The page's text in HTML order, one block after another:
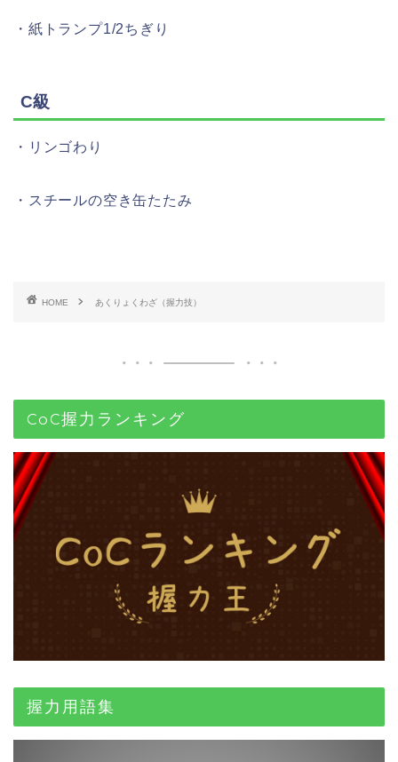
・紙トランプ1/2ちぎり
C級
・リンゴわり
・スチールの空き缶たたみ
HOME あくりょくわざ（握力技）
CoC握力ランキング
握力用語集